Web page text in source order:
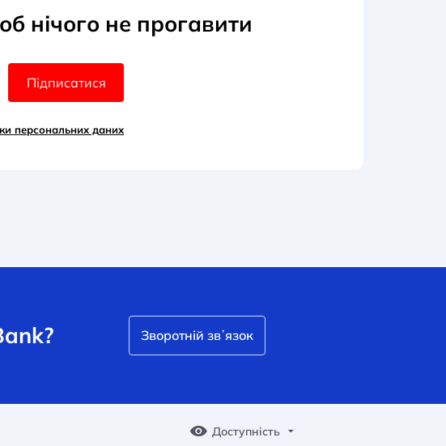
нічого не прогавити
Підписатися
персональних даних
Зворотній звʼязок
Доступність